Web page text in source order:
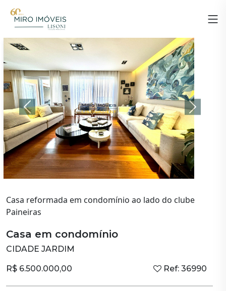
Previous Next
Casa reformada em condomínio ao lado do clube
Paineiras
Casa em condomínio
CIDADE JARDIM
R$ 6.500.000,00 Ref: 36990